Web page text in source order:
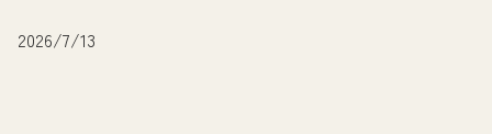
2026/7/13